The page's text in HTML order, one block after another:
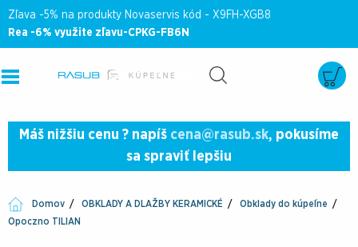
Zľava -5% na produkty Novaservis kód - X9FH-XGB8
Rea -6% využite zľavu-CPKG-FB6N
Máš nižšiu cenu ? napíš cena@rasub.sk, pokusíme
sa spraviť lepšiu
Domov OBKLADY A DLAŽBY KERAMICKÉ
Obklady do kúpeľne
Opoczno TILIAN